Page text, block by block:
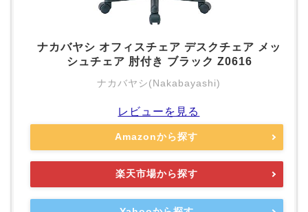
ナカバヤシ オフィスチェア デスクチェア メッ
シュチェア 肘付き ブラック Z0616
ナカバヤシ(Nakabayashi)
レビューを見る
Amazonから探す
楽天市場から探す